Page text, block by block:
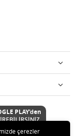
PLAY'den
çerezler